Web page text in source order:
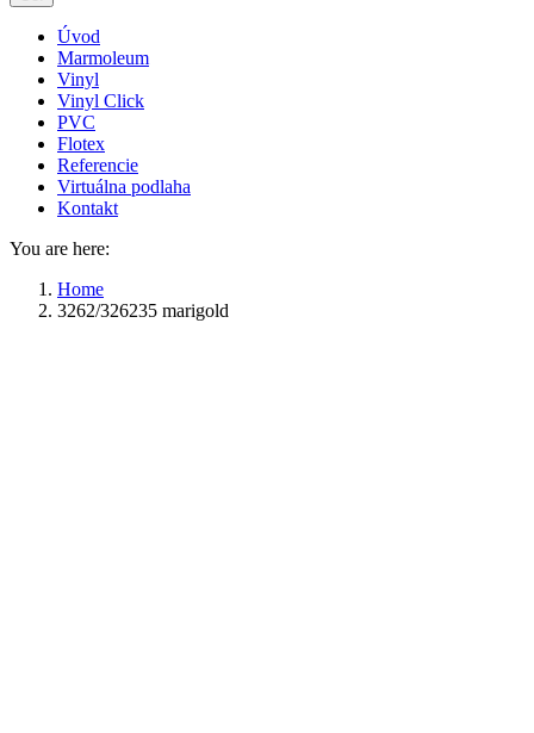
Úvod
Marmoleum
Vinyl
Vinyl Click
PVC
Flotex
Referencie
Virtuálna podlaha
Kontakt
You are here:
Home
3262/326235 marigold